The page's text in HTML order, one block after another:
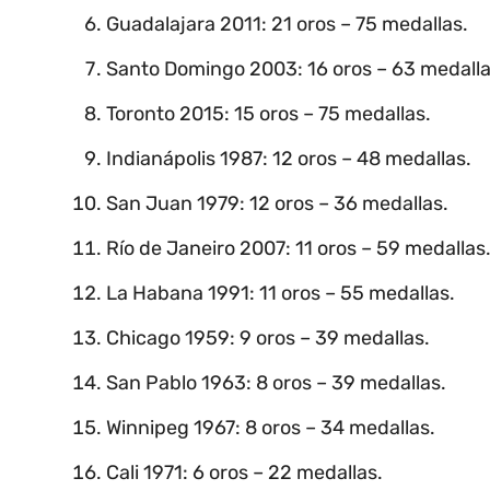
Guadalajara 2011: 21 oros – 75 medallas.
Santo Domingo 2003: 16 oros – 63
Toronto 2015: 15 oros – 75 medallas.
Indianápolis 1987: 12 oros – 48 medallas.
San Juan 1979: 12 oros – 36 medallas.
Río de Janeiro 2007: 11 oros – 59 medallas.
La Habana 1991: 11 oros – 55 medallas.
Chicago 1959: 9 oros – 39 medallas.
San Pablo 1963: 8 oros – 39 medallas.
Winnipeg 1967: 8 oros – 34 medallas.
Cali 1971: 6 oros – 22 medallas.